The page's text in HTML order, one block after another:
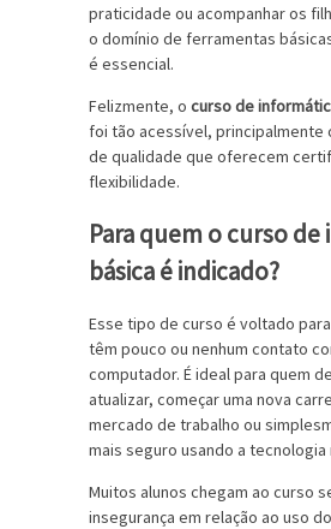
praticidade ou acompanhar os
o domínio de ferramentas
é essencial.
Felizmente, o curso de
foi tão acessível, principalmente
de qualidade que oferecem
flexibilidade.
Para quem o curso
básica é indicado?
Esse tipo de curso é voltado
têm pouco ou nenhum contato
computador. É ideal para quem
atualizar, começar uma nova
mercado de trabalho ou
mais seguro usando a tecnologia
Muitos alunos chegam ao curso
insegurança em relação ao uso